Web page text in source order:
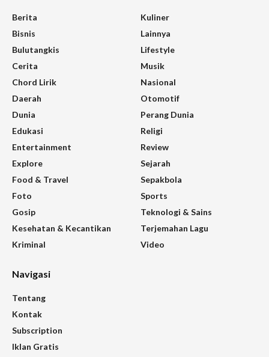
Berita
Bisnis
Bulutangkis
Cerita
Chord Lirik
Daerah
Dunia
Edukasi
Entertainment
Explore
Food & Travel
Foto
Gosip
Kesehatan & Kecantikan
Kriminal
Kuliner
Lainnya
Lifestyle
Musik
Nasional
Otomotif
Perang Dunia
Religi
Review
Sejarah
Sepakbola
Sports
Teknologi & Sains
Terjemahan Lagu
Video
Navigasi
Tentang
Kontak
Subscription
Iklan Gratis